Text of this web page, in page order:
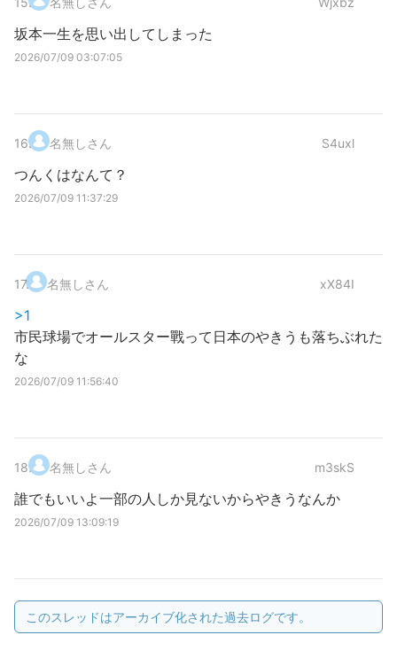
坂本一生を思い出してしまった
2026/07/09 03:07:05
16. 名無しさん S4uxl
つんくはなんて？
2026/07/09 11:37:29
17. 名無しさん xX84I
>1
市民球場でオールスター戰って日本のやきうも落ちぶれた
な
2026/07/09 11:56:40
18. 名無しさん m3skS
誰でもいいよ一部の人しか見ないからやきうなんか
2026/07/09 13:09:19
このスレッドはアーカイブ化された過去ログです。